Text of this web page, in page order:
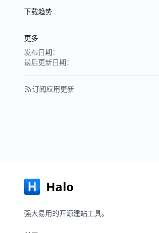
下载趋势
更多
发布日期：
最后更新日期：
订阅应用更新
Halo
强大易用的开源建站工具。